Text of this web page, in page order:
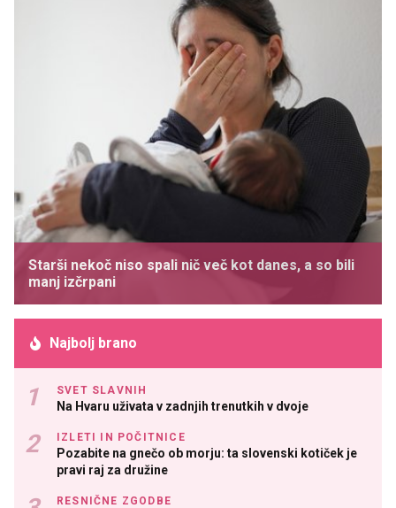
Starši nekoč niso spali nič več kot danes, a so bili
manj izčrpani
Najbolj brano
SVET SLAVNIH
Na Hvaru uživata v zadnjih trenutkih v dvoje
IZLETI IN POČITNICE
Pozabite na gnečo ob morju: ta slovenski kotiček je
pravi raj za družine
RESNIČNE ZGODBE